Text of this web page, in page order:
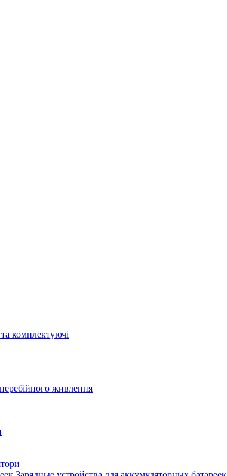
комплектуючі
живлення